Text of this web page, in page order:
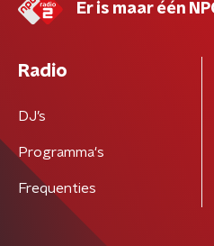
Er is maar één
Radio
DJ’s
Programma's
Frequenties